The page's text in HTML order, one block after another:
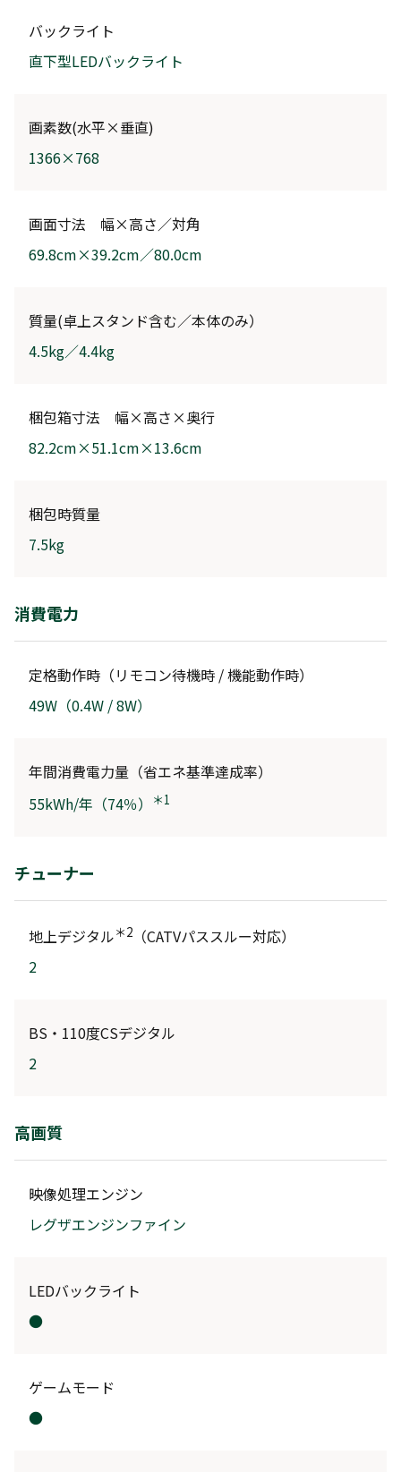
バックライト
直下型LEDバックライト
画素数(水平×垂直)
1366×768
画面寸法 幅×高さ／対角
69.8cm×39.2cm／80.0cm
質量(卓上スタンド含む／本体のみ）
4.5kg／4.4kg
梱包箱寸法 幅×高さ×奥行
82.2cm×51.1cm×13.6cm
梱包時質量
7.5kg
消費電力
定格動作時（リモコン待機時 / 機能動作時）
49W（0.4W / 8W）
年間消費電力量（省エネ基準達成率）
55kWh/年（74％）
＊1
チューナー
地上デジタル＊2 （CATVパススルー対応）
2
BS・110度CSデジタル
2
高画質
映像処理エンジン
レグザエンジンファイン
LEDバックライト
●
ゲームモード
●